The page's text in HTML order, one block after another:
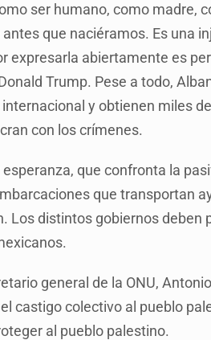
ser humano, como madre,
que naciéramos. Es una
expresarla abiertamente es
Trump. Pese a todo,
y obtienen miles
con los crímenes.
que confronta la
que transportan
Los distintos gobiernos
general de la ONU,
castigo colectivo al pueblo
al pueblo palestino.